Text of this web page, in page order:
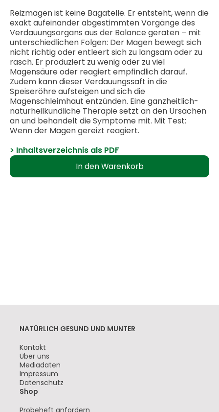
Reizmagen ist keine Bagatelle. Er entsteht, wenn die
exakt aufeinander abgestimmten Vorgänge des
Verdauungsorgans aus der Balance geraten – mit
unterschiedlichen Folgen: Der Magen bewegt sich
nicht richtig oder entleert sich zu langsam oder zu
rasch. Er produziert zu wenig oder zu viel
Magensäure oder reagiert empfindlich darauf.
Zudem kann dieser Verdauungssaft in die
Speiseröhre aufsteigen und sich die
Magenschleimhaut entzünden. Eine ganzheitlich-
naturheilkundliche Therapie setzt an den Ursachen
an und behandelt die Symptome mit. Mit Test:
Wenn der Magen gereizt reagiert.
> Inhaltsverzeichnis als PDF
NATÜRLICH GESUND UND MUNTER
Navigation
überspringen
Kontakt
Über uns
Mediadaten
Impressum
Datenschutz
Shop
Navigation